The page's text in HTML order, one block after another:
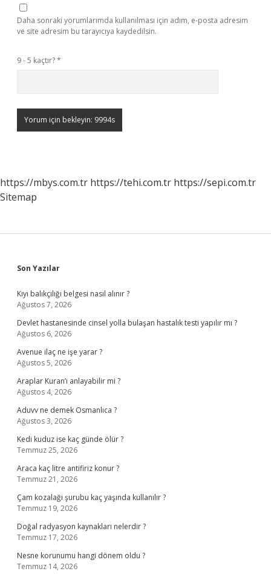
Daha sonraki yorumlarımda kullanılması için adım, e-posta adresim
ve site adresim bu tarayıcıya kaydedilsin.
9 - 5 kaçtır?*
https://mbys.com.tr https://tehi.com.tr https://sepi.com.tr
Sitemap
Sidebar
Son Yazılar
Kıyı balıkçılığı belgesi nasıl alınır ?
Ağustos 7, 2026
Devlet hastanesinde cinsel yolla bulaşan hastalık testi yapılır mı ?
Ağustos 6, 2026
Avenue ilaç ne işe yarar ?
Ağustos 5, 2026
Araplar Kuran’ı anlayabilir mi ?
Ağustos 4, 2026
Aduvv ne demek Osmanlıca ?
Ağustos 3, 2026
Kedi kuduz ise kaç günde ölür ?
Temmuz 25, 2026
Araca kaç litre antifiriz konur ?
Temmuz 21, 2026
Çam kozalağı şurubu kaç yaşında kullanılır ?
Temmuz 19, 2026
Doğal radyasyon kaynakları nelerdir ?
Temmuz 17, 2026
Nesne korunumu hangi dönem oldu ?
Temmuz 14, 2026